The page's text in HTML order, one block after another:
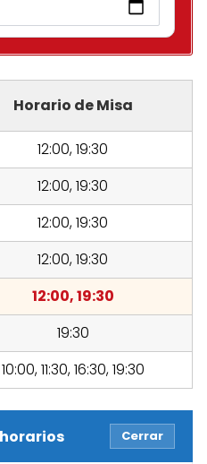
Horario de Misa
12:00, 19:30
12:00, 19:30
12:00, 19:30
12:00, 19:30
12:00, 19:30
19:30
10:00, 11:30, 16:30, 19:30
Cerrar